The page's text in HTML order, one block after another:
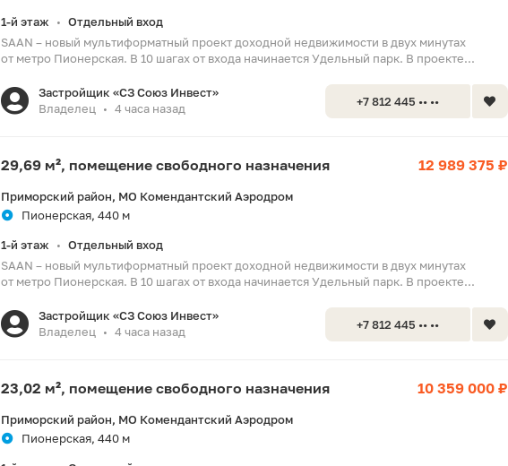
1-й этаж • Отдельный вход
SAAN – новый мультиформатный проект доходной недвижимости в двух минутах
от метро Пионерская. В 10 шагах от входа начинается Удельный парк. В проекте...
Застройщик «СЗ Союз Инвест»
Владелец
• 4 часа назад +7 812 445 •• ••
29,69 м², помещение свободного назначения 12 989 375 ₽
Приморский район, МО Комендантский Аэродром
Пионерская, 440 м
1-й этаж • Отдельный вход
SAAN – новый мультиформатный проект доходной недвижимости в двух минутах
от метро Пионерская. В 10 шагах от входа начинается Удельный парк. В проекте...
Застройщик «СЗ Союз Инвест»
Владелец
• 4 часа назад +7 812 445 •• ••
23,02 м², помещение свободного назначения 10 359 000 ₽
Приморский район, МО Комендантский Аэродром
Пионерская, 440 м